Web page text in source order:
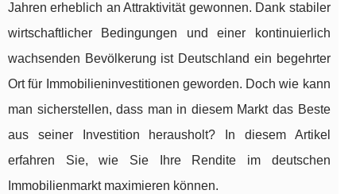
Jahren erheblich an Attraktivität gewonnen. Dank stabiler
wirtschaftlicher Bedingungen und einer kontinuierlich
wachsenden Bevölkerung ist Deutschland ein begehrter
Ort für Immobilieninvestitionen geworden. Doch wie kann
man sicherstellen, dass man in diesem Markt das Beste
aus seiner Investition herausholt? In diesem Artikel
erfahren Sie, wie Sie Ihre Rendite im deutschen
Immobilienmarkt maximieren können.